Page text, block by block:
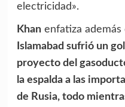
electricidad».
Khanenfatiza además
Islamabad sufrió un
proyecto del
la espalda a las
de Rusia, todo